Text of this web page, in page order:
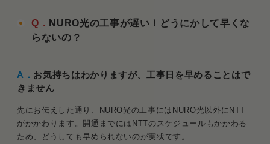
Q． NURO光の工事が遅い！どうにかして早くな
らないの？
A． お気持ちはわかりますが、工事日を早めることはで
きません
先にお伝えした通り、NURO光の工事にはNURO光以外にNTT
がかかわります。開通までにはNTTのスケジュールもかかわる
ため、どうしても早められないのが実状です。